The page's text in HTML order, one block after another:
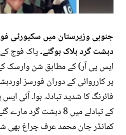
دہشت گرد ہلاک ہوگئے۔پاک فوج
ایس پی آر) کے مطابق شن وارسک
پر کارروائی کے دوران فورسز
فائرنگ کا شدید تبادلہ ہوا۔ آئی
کے تبادلے میں 8 دہشت
کمانڈر جان محمد عرف چراغ بھی